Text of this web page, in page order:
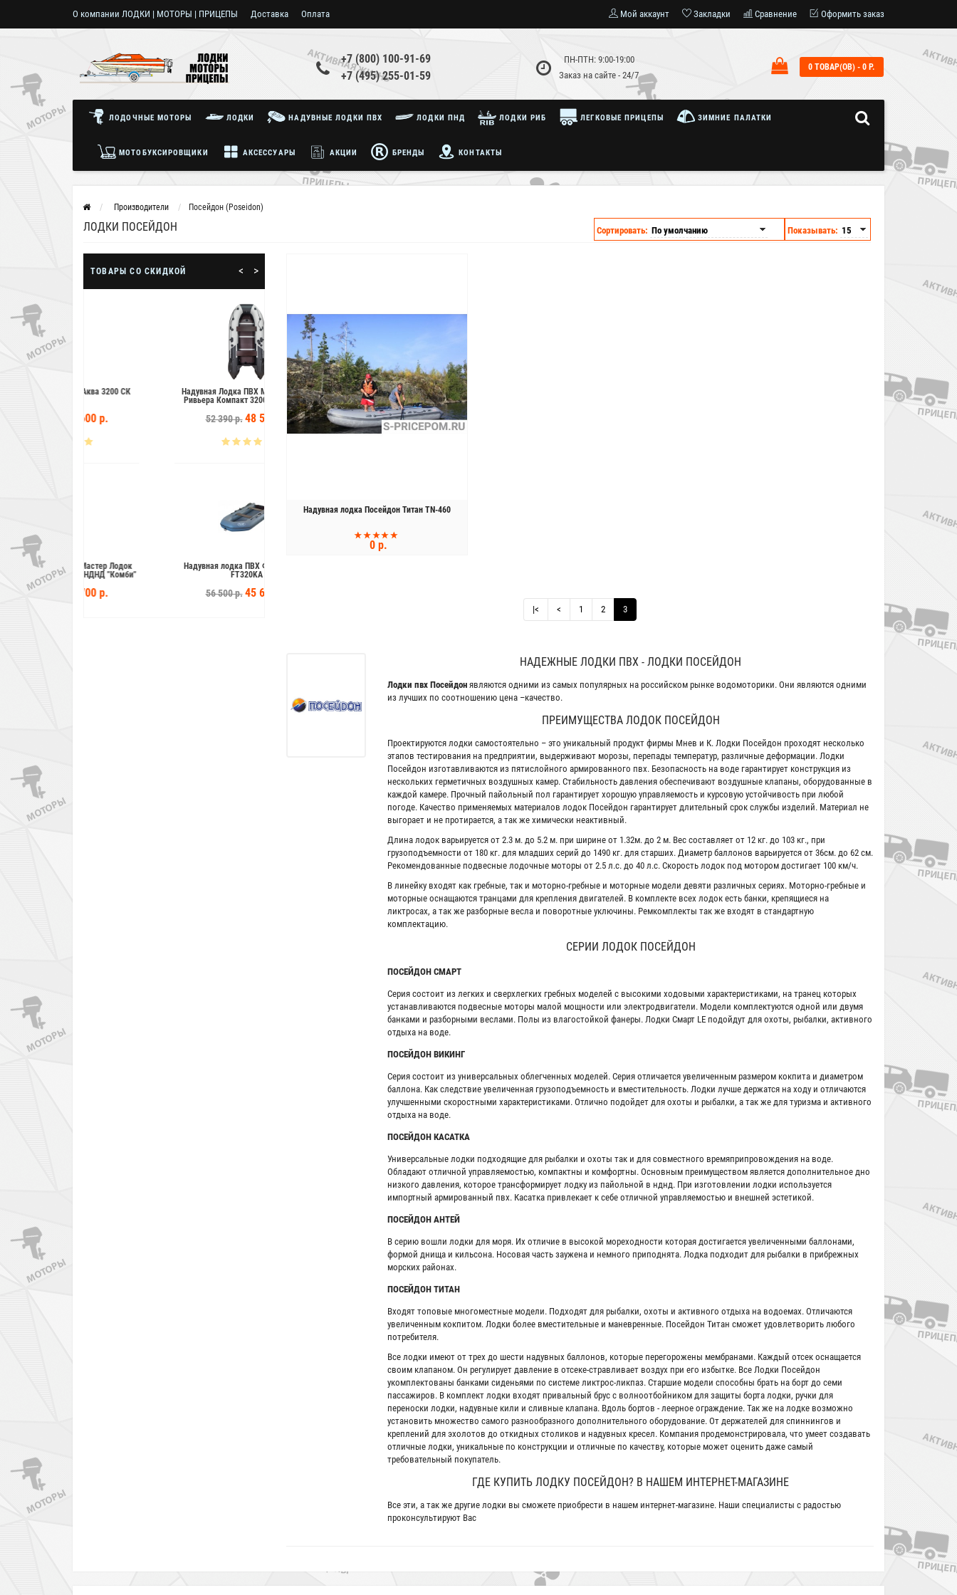
О компании ЛОДКИ | МОТОРЫ | ПРИЦЕПЫ Доставка Оплата Мой аккаунт Закладки Сравнение Оформить заказ
+7 (800) 100-91-69
+7 (495) 255-01-59
ПН-ПТН: 9:00-19:00
Заказ на сайте - 24/7
0 ТОВАР(ОВ) - 0 Р.
ЛОДОЧНЫЕ МОТОРЫ ЛОДКИ НАДУВНЫЕ ЛОДКИ ПВХ ЛОДКИ ПНД ЛОДКИ РИБ ЛЕГКОВЫЕ ПРИЦЕПЫ ЗИМНИЕ ПАЛАТКИ
МОТОБУКСИРОВЩИКИ АКСЕССУАРЫ АКЦИИ БРЕНДЫ КОНТАКТЫ
Производители Посейдон (Poseidon)
ЛОДКИ ПОСЕЙДОН Показывать:
Сортировать:
ТОВАРЫ СО СКИДКОЙ
Мастер Лодок
НДНД "Комби"
700 р.
Надувная Лодка ПВХ Мастер Лодок
Ривьера Компакт 3200 СК "Комби"
48 500 р.
Надувная лодка ПВХ Флинк (Flinc)
45 600 р.
Надувная лодка ПВХ Флинк (Flinc)
FТ320A НДНД
53 700 р.44 900 р.
Быстроразборный мотобуксировщик
< >
Надувная лодка Посейдон Титан TN-460
0 р.
|< < 1 2 3
НАДЕЖНЫЕ ЛОДКИ ПВХ - ЛОДКИ ПОСЕЙДОН
Лодки пвх Посейдон являются одними из самых популярных на российском рынке водомоторики. Они являются одними
из лучших по соотношению цена –качество.
ПРЕИМУЩЕСТВА ЛОДОК ПОСЕЙДОН
Проектируются лодки самостоятельно – это уникальный продукт фирмы Мнев и К. Лодки Посейдон проходят несколько
этапов тестирования на предприятии, выдерживают морозы, перепады температур, различные деформации. Лодки
Посейдон изготавливаются из пятислойного армированного пвх. Безопасность на воде гарантирует конструкция из
нескольких герметичных воздушных камер. Стабильность давления обеспечивают воздушные клапаны, оборудованные в
каждой камере. Прочный пайольный пол гарантирует хорошую управляемость и курсовую устойчивость при любой
погоде. Качество применяемых материалов лодок Посейдон гарантирует длительный срок службы изделий. Материал не
выгорает и не протирается, а так же химически неактивный.
Длина лодок варьируется от 2.3 м. до 5.2 м. при ширине от 1.32м. до 2 м. Вес составляет от 12 кг. до 103 кг., при
грузоподъемности от 180 кг. для младших серий до 1490 кг. для старших. Диаметр баллонов варьируется от 36см. до 62 см.
Рекомендованные подвесные лодочные моторы от 2.5 л.с. до 40 л.с. Скорость лодок под мотором достигает 100 км/ч.
В линейку входят как гребные, так и моторно-гребные и моторные модели девяти различных сериях. Моторно-гребные и
моторные оснащаются транцами для крепления двигателей. В комплекте всех лодок есть банки, крепящиеся на
ликтросах, а так же разборные весла и поворотные уключины. Ремкомплекты так же входят в стандартную
комплектацию.
СЕРИИ ЛОДОК ПОСЕЙДОН
ПОСЕЙДОН СМАРТ
Серия состоит из легких и сверхлегких гребных моделей с высокими ходовыми характеристиками, на транец которых
устанавливаются подвесные моторы малой мощности или электродвигатели. Модели комплектуются одной или двумя
банками и разборными веслами. Полы из влагостойкой фанеры. Лодки Смарт LE подойдут для охоты, рыбалки, активного
отдыха на воде.
ПОСЕЙДОН ВИКИНГ
Серия состоит из универсальных облегченных моделей. Серия отличается увеличенным размером кокпита и диаметром
баллона. Как следствие увеличенная грузоподъемность и вместительность. Лодки лучше держатся на ходу и отличаются
улучшенными скоростными характеристиками. Отлично подойдет для охоты и рыбалки, а так же для туризма и активного
отдыха на воде.
ПОСЕЙДОН КАСАТКА
Универсальные лодки подходящие для рыбалки и охоты так и для совместного времяприпровождения на воде.
Обладают отличной управляемостью, компактны и комфортны. Основным преимуществом является дополнительное дно
низкого давления, которое трансформирует лодку из пайольной в нднд. При изготовлении лодки используется
импортный армированный пвх. Касатка привлекает к себе отличной управляемостью и внешней эстетикой.
ПОСЕЙДОН АНТЕЙ
В серию вошли лодки для моря. Их отличие в высокой мореходности которая достигается увеличенными баллонами,
формой днища и кильсона. Носовая часть заужена и немного приподнята. Лодка подходит для рыбалки в прибрежных
морских районах.
ПОСЕЙДОН ТИТАН
Входят топовые многоместные модели. Подходят для рыбалки, охоты и активного отдыха на водоемах. Отличаются
увеличенным кокпитом. Лодки более вместительные и маневренные. Посейдон Титан сможет удовлетворить любого
потребителя.
Все лодки имеют от трех до шести надувных баллонов, которые перегорожены мембранами. Каждый отсек оснащается
своим клапаном. Он регулирует давление в отсеке-стравливает воздух при его избытке. Все Лодки Посейдон
укомплектованы банками сиденьями по системе ликтрос-ликпаз. Старшие модели способны брать на борт до семи
пассажиров. В комплект лодки входят привальный брус с волноотбойником для защиты борта лодки, ручки для
переноски лодки, надувные кили и сливные клапана. Вдоль бортов - леерное ограждение. Так же на лодке возможно
установить множество самого разнообразного дополнительного оборудование. От держателей для спиннингов и
креплений для эхолотов до откидных столиков и надувных кресел. Компания продемонстрировала, что умеет создавать
отличные лодки, уникальные по конструкции и отличные по качеству, которые может оценить даже самый
требовательный покупатель.
ГДЕ КУПИТЬ ЛОДКУ ПОСЕЙДОН? В НАШЕМ ИНТЕРНЕТ-МАГАЗИНЕ
Все эти, а так же другие лодки вы сможете приобрести в нашем интернет-магазине. Наши специалисты с радостью
проконсультируют Вас